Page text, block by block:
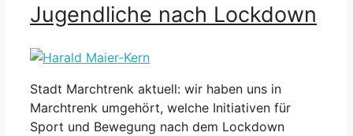
Jugendliche nach Lockdown
Stadt Marchtrenk aktuell: wir haben uns in
Marchtrenk umgehört, welche Initiativen für
Sport und Bewegung nach dem Lockdown